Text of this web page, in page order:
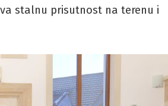
stalnu prisutnost na terenu i